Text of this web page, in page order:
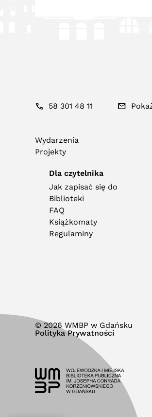
58 301 48 11
Wydarzenia
Projekty
Dla czytelnika
Jak zapisać się do
Biblioteki
FAQ
Książkomaty
Regulaminy
© 2026 WMBP w Gdańsku
Polityka Prywatności